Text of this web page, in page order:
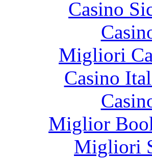
Casino
Migliori
Casino
Miglior
Migliori